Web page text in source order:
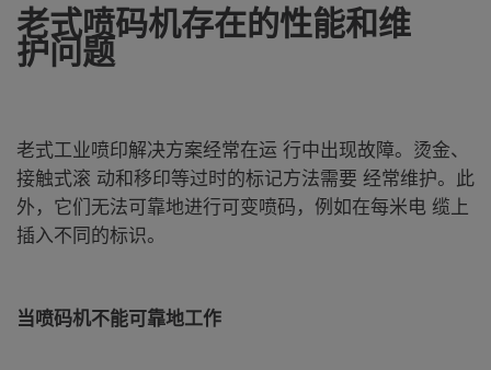
老式喷码机存在的性能和维
护问题
老式工业喷印解决方案经常在运 行中出现故障。烫金、
接触式滚 动和移印等过时的标记方法需要 经常维护。此
外，它们无法可靠地进行可变喷码，例如在每米电 缆上
插入不同的标识。
当喷码机不能可靠地工作